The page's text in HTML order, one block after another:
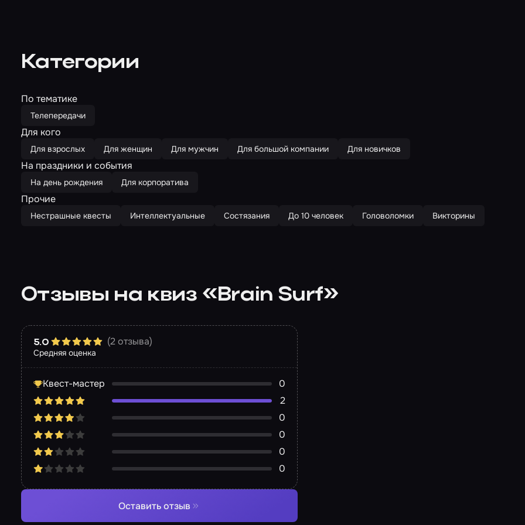
Категории
По тематике
Телепередачи
Для кого
Для взрослых Для женщин Для мужчин Для большой компании Для новичков
На праздники и события
На день рождения Для корпоратива
Прочие
Нестрашные квесты Интеллектуальные Состязания До 10 человек Головоломки Викторины
Отзывы на квиз «Brain Surf»
Средняя оценка
5.0 (2 отзыва)
Квест-мастер
0
2
0
0
0
0
Оставить отзыв